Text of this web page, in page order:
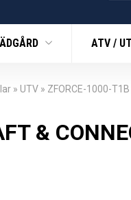
ATV /
» UTV » ZFORCE-1000-T1B
&